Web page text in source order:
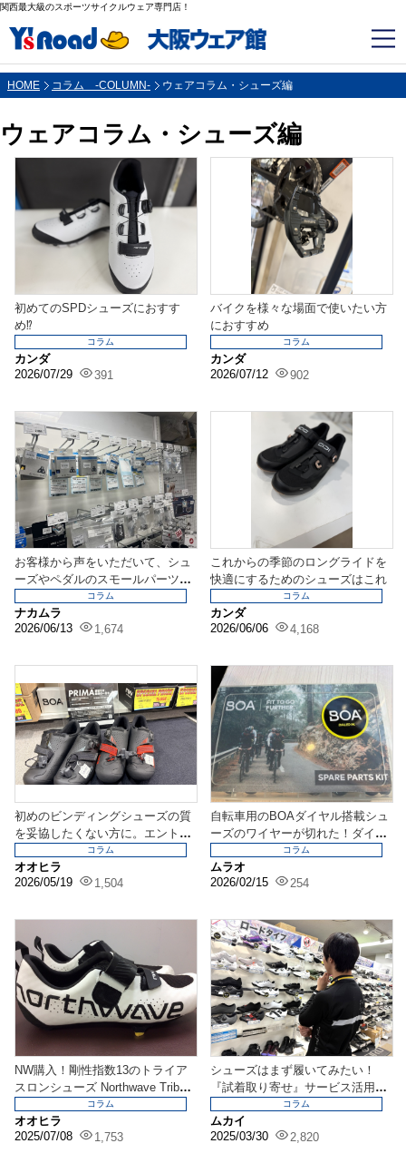
関西最大級のスポーツサイクルウェア専門店！
HOME コラム -COLUMN- ウェアコラム・シューズ編
ウェアコラム・シューズ編
初めてのSPDシューズにおすす
め⁉
カンダ
2026/07/29
391
コラム
バイクを様々な場面で使いたい方
におすすめ
カンダ
2026/07/12
902
コラム
お客様から声をいただいて、シュ
ーズやペダルのスモールパーツ強
化！しました。
ナカムラ
2026/06/13
1,674
コラム
これからの季節のロングライドを
快適にするためのシューズはこれ
カンダ
2026/06/06
4,168
コラム
初めのビンディングシューズの質
を妥協したくない方に。エントリ
ー向けだが高性能なS...
オオヒラ
2026/05/19
1,504
コラム
自転車用のBOAダイヤル搭載シュ
ーズのワイヤーが切れた！ダイヤ
ルが外れた！でお困...
ムラオ
2026/02/15
254
コラム
NW購入！剛性指数13のトライア
スロンシューズ Northwave Tribu
オオヒラ
2025/07/08
1,753
コラム
シューズはまず履いてみたい！
『試着取り寄せ』サービス活用が
ムカイ
2025/03/30
2,820
コラム